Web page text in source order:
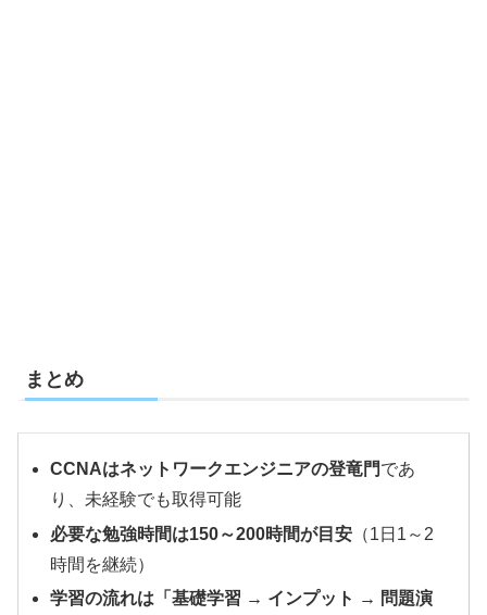
まとめ
CCNAはネットワークエンジニアの登竜門であ
り、未経験でも取得可能
必要な勉強時間は150～200時間が目安 （1日1～2
時間を継続）
学習の流れは「基礎学習 → インプット → 問題演